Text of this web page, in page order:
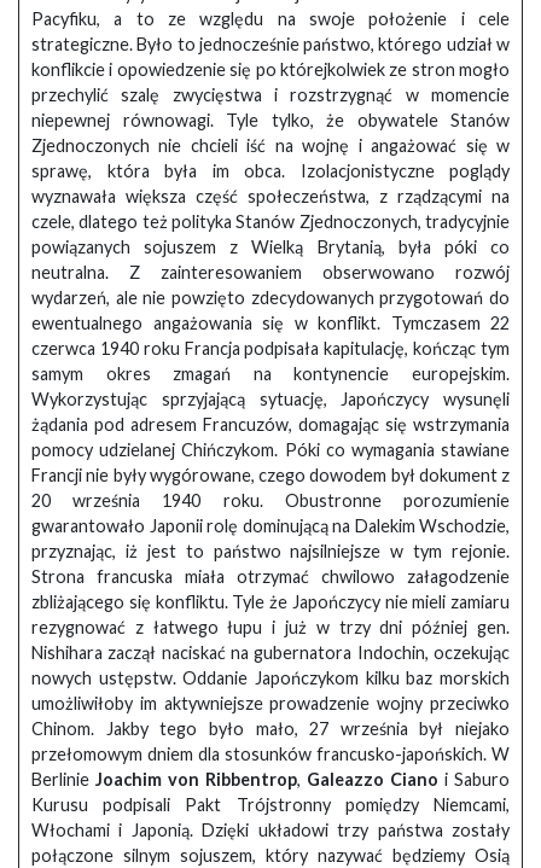
Pacyfiku, a to ze względu na swoje położenie i cele
strategiczne. Było to jednocześnie państwo, którego udział w
konflikcie i opowiedzenie się po którejkolwiek ze stron mogło
przechylić szalę zwycięstwa i rozstrzygnąć w momencie
niepewnej równowagi. Tyle tylko, że obywatele Stanów
Zjednoczonych nie chcieli iść na wojnę i angażować się w
sprawę, która była im obca. Izolacjonistyczne poglądy
wyznawała większa część społeczeństwa, z rządzącymi na
czele, dlatego też polityka Stanów Zjednoczonych, tradycyjnie
powiązanych sojuszem z Wielką Brytanią, była póki co
neutralna. Z zainteresowaniem obserwowano rozwój
wydarzeń, ale nie powzięto zdecydowanych przygotowań do
ewentualnego angażowania się w konflikt. Tymczasem 22
czerwca 1940 roku Francja podpisała kapitulację, kończąc tym
samym okres zmagań na kontynencie europejskim.
Wykorzystując sprzyjającą sytuację, Japończycy wysunęli
żądania pod adresem Francuzów, domagając się wstrzymania
pomocy udzielanej Chińczykom. Póki co wymagania stawiane
Francji nie były wygórowane, czego dowodem był dokument z
20 września 1940 roku. Obustronne porozumienie
gwarantowało Japonii rolę dominującą na Dalekim Wschodzie,
przyznając, iż jest to państwo najsilniejsze w tym rejonie.
Strona francuska miała otrzymać chwilowo załagodzenie
zbliżającego się konfliktu. Tyle że Japończycy nie mieli zamiaru
rezygnować z łatwego łupu i już w trzy dni później gen.
Nishihara zaczął naciskać na gubernatora Indochin, oczekując
nowych ustępstw. Oddanie Japończykom kilku baz morskich
umożliwiłoby im aktywniejsze prowadzenie wojny przeciwko
Chinom. Jakby tego było mało, 27 września był niejako
przełomowym dniem dla stosunków francusko-japońskich. W
Berlinie Joachim von Ribbentrop, Galeazzo Ciano i Saburo
Kurusu podpisali Pakt Trójstronny pomiędzy Niemcami,
Włochami i Japonią. Dzięki układowi trzy państwa zostały
połączone silnym sojuszem, który nazywać będziemy Osią